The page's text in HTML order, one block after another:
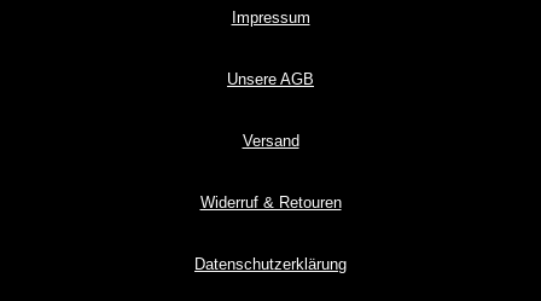
Impressum
Unsere AGB
Versand
Widerruf & Retouren
Datenschutzerklärung